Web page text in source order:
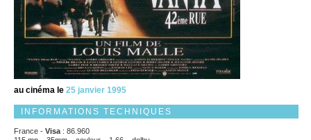
au cinéma le 25 janvier 1995
INFORMATIONS TECHNIQUES
France - Visa : 86.960